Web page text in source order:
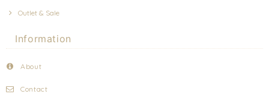
Outlet & Sale
Information
About
Contact